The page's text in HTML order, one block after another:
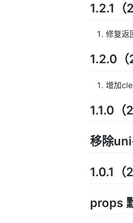
1.2.1（
修复返
1.2.0
增加
1.1.0
移除
1.0.1
props